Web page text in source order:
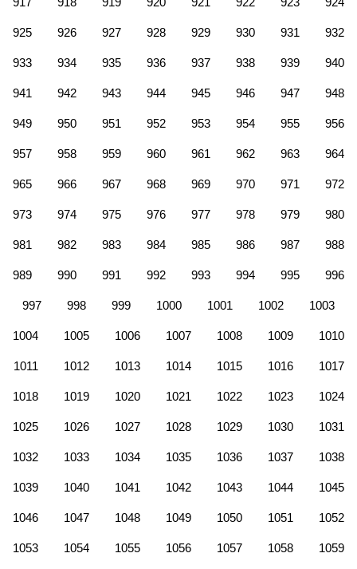
925 926 927 928 929 930 931 932
933 934 935 936 937 938 939 940
941 942 943 944 945 946 947 948
949 950 951 952 953 954 955 956
957 958 959 960 961 962 963 964
965 966 967 968 969 970 971 972
973 974 975 976 977 978 979 980
981 982 983 984 985 986 987 988
989 990 991 992 993 994 995 996
997 998 999 1000 1001 1002 1003
1004 1005 1006 1007 1008 1009 1010
1011 1012 1013 1014 1015 1016 1017
1018 1019 1020 1021 1022 1023 1024
1025 1026 1027 1028 1029 1030 1031
1032 1033 1034 1035 1036 1037 1038
1039 1040 1041 1042 1043 1044 1045
1046 1047 1048 1049 1050 1051 1052
1053 1054 1055 1056 1057 1058 1059